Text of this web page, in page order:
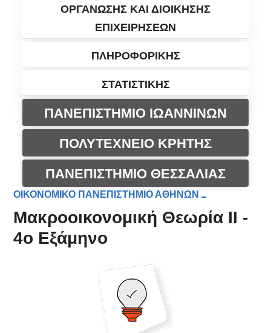
ΟΡΓΑΝΩΣΗΣ ΚΑΙ ΔΙΟΙΚΗΣΗΣ
ΕΠΙΧΕΙΡΗΣΕΩΝ
ΠΛΗΡΟΦΟΡΙΚΗΣ
ΣΤΑΤΙΣΤΙΚΗΣ
ΠΑΝΕΠΙΣΤΗΜΙΟ ΙΩΑΝΝΙΝΩΝ
ΠΟΛΥΤΕΧΝΕΙΟ ΚΡΗΤΗΣ
ΠΑΝΕΠΙΣΤΗΜΙΟ ΘΕΣΣΑΛΙΑΣ
ΟΙΚΟΝΟΜΙΚΟ ΠΑΝΕΠΙΣΤΗΜΙΟ ΑΘΗΝΩΝ
Μακροοικονομική Θεωρία ΙΙ -
4ο Εξάμηνο